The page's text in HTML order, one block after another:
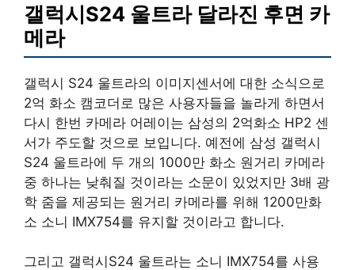
갤럭시S24 울트라 달라진 후면 카
메라
갤럭시 S24 울트라의 이미지센서에 대한 소식으로
2억 화소 캠코더로 많은 사용자들을 놀라게 하면서
다시 한번 카메라 어레이는 삼성의 2억화소 HP2 센
서가 주도할 것으로 보입니다. 예전에 삼성 갤럭시
S24 울트라에 두 개의 1000만 화소 원거리 카메라
중 하나는 낮춰질 것이라는 소문이 있었지만 3배 광
학 줌을 제공되는 원거리 카메라를 위해 1200만화
소 소니 IMX754를 유지할 것이라고 합니다.
그리고 갤럭시S24 울트라는 소니 IMX754를 사용